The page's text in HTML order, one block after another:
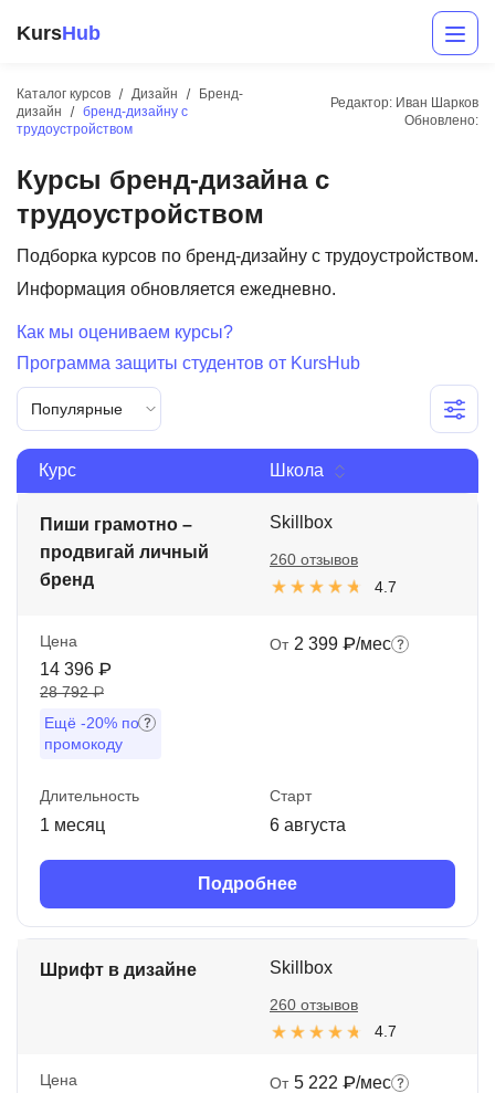
KursHub
Каталог курсов Дизайн
Бренд-
дизайн
бренд-дизайну с
трудоустройством
Редактор: Иван Шарков
Обновлено:
Курсы бренд-дизайна с
трудоустройством
Подборка курсов по бренд-дизайну с трудоустройством.
Информация обновляется ежедневно.
Как мы оцениваем курсы?
Программа защиты студентов от KursHub
Популярные
Курс Школа
Пиши грамотно –
продвигай личный
бренд
Skillbox
4.7
260 отзывов
Цена
14 396 ₽
28 792 ₽
Ещё -20% по
промокоду
От 2 399 ₽/мес
Длительность
1 месяц
Старт
6 августа
Подробнее
Шрифт в дизайне Skillbox
4.7
260 отзывов
Цена От 5 222 ₽/мес
Разработка
Маркетинг
Дизайн
Аналитика
Менеджмент
Иностранные языки
Soft Skills
Детям
Акции и промокоды
Рейтинг онлайн-школ